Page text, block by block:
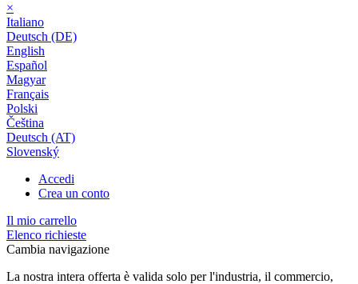
×
Italiano
Deutsch (DE)
English
Español
Magyar
Français
Polski
Čeština
Deutsch (AT)
Slovenský
Accedi
Crea un conto
Il mio carrello
Elenco richieste
Cambia navigazione
La nostra intera offerta è valida solo per l'industria, il commercio,